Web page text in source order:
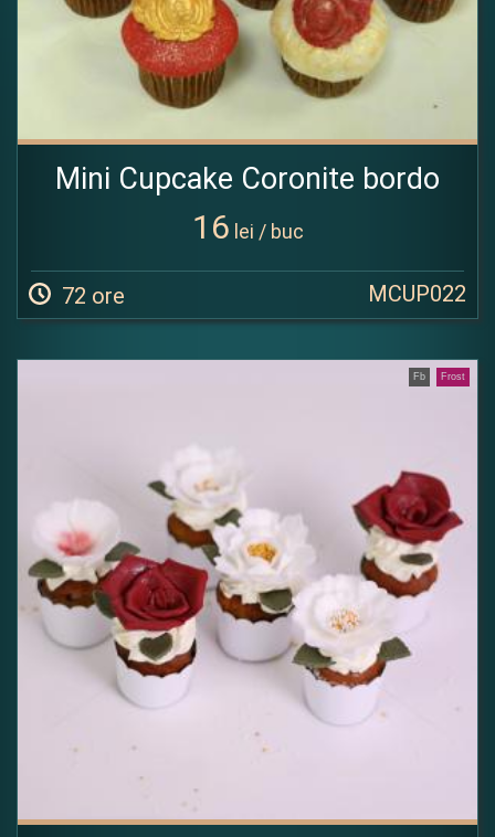
Mini Cupcake Coronite bordo
16 lei / buc
72 ore MCUP022
Frost
Fb